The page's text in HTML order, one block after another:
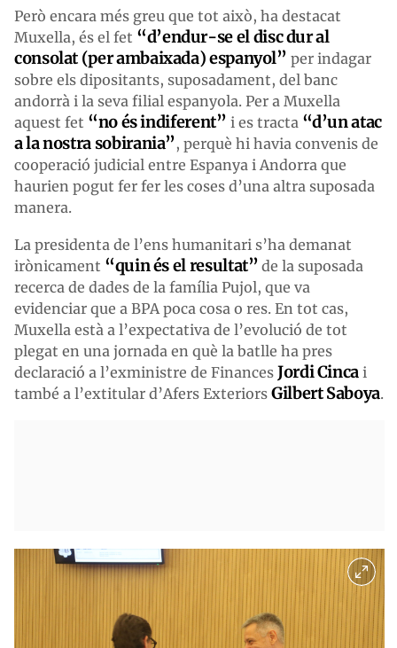
Però encara més greu que tot això, ha destacat
Muxella, és el fet “d’endur-se el disc dur al
consolat (per ambaixada) espanyol” per indagar
sobre els dipositants, suposadament, del banc
andorrà i la seva filial espanyola. Per a Muxella
aquest fet “no és indiferent” i es tracta “d’un atac
a la nostra sobirania”, perquè hi havia convenis de
cooperació judicial entre Espanya i Andorra que
haurien pogut fer fer les coses d’una altra suposada
manera.
La presidenta de l’ens humanitari s’ha demanat
irònicament “quin és el resultat”de la suposada
recerca de dades de la família Pujol, que va
evidenciar que a BPA poca cosa o res. En tot cas,
Muxella està a l’expectativa de l’evolució de tot
plegat en una jornada en què la batlle ha pres
declaració a l’exministre de Finances Jordi Cinca i
també a l’extitular d’Afers Exteriors Gilbert Saboya.